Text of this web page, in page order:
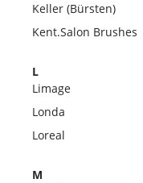
Keller (Bürsten)
Kent.Salon Brushes
L
Limage
Londa
Loreal
M